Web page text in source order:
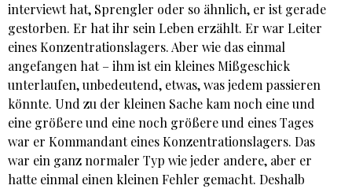
interviewt hat, Sprengler oder so ähnlich, er ist gerade
gestorben. Er hat ihr sein Leben erzählt. Er war Leiter
eines Konzentrationslagers. Aber wie das einmal
angefangen hat – ihm ist ein kleines Mißgeschick
unterlaufen, unbedeutend, etwas, was jedem passieren
könnte. Und zu der kleinen Sache kam noch eine und
eine größere und eine noch größere und eines Tages
war er Kommandant eines Konzentrationslagers. Das
war ein ganz normaler Typ wie jeder andere, aber er
hatte einmal einen kleinen Fehler gemacht. Deshalb